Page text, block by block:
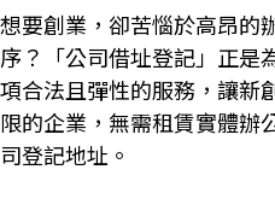
想要創業，卻苦惱於高昂的
序？「公司借址登記」正是
項合法且彈性的服務，讓新
限的企業，無需租賃實體辦
司登記地址。